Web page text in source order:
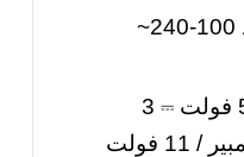
تيار متردد 100-240~
⎓
أمبير / 11 فولت